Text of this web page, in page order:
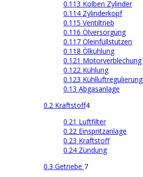
0.113 Kolben Zylinder
0.114 Zylinderkopf
0.115 Ventiltrieb
0.116 Ölversorgung
0.117 Öleinfüllstutzen
0.118 Ölkühlung
0.121 Motorverblechung
0.122 Kühlung
0.123 Kühlluftregulierung
0.13 Abgasanlage
0.2 Kraftstoff4
0.21 Luftfilter
0.22 Einspritzanlage
0.23 Kraftstoff
0.24 Zündung
0.3 Getriebe 7